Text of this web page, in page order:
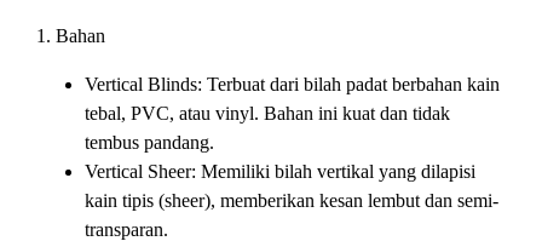
1. Bahan
Vertical Blinds: Terbuat dari bilah padat berbahan kain
tebal, PVC, atau vinyl. Bahan ini kuat dan tidak
tembus pandang.
Vertical Sheer: Memiliki bilah vertikal yang dilapisi
kain tipis (sheer), memberikan kesan lembut dan semi-
transparan.